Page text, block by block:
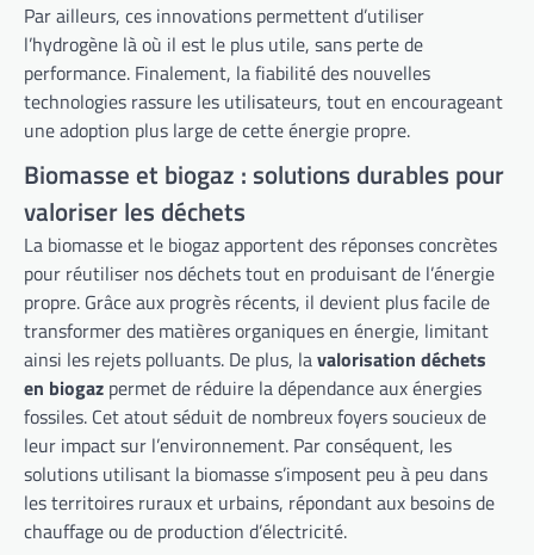
Par ailleurs, ces innovations permettent d’utiliser
l’hydrogène là où il est le plus utile, sans perte de
performance. Finalement, la fiabilité des nouvelles
technologies rassure les utilisateurs, tout en encourageant
une adoption plus large de cette énergie propre.
Biomasse et biogaz : solutions durables pour
valoriser les déchets
La biomasse et le biogaz apportent des réponses concrètes
pour réutiliser nos déchets tout en produisant de l’énergie
propre. Grâce aux progrès récents, il devient plus facile de
transformer des matières organiques en énergie, limitant
ainsi les rejets polluants. De plus, lavalorisation déchets
en biogaz permet de réduire la dépendance aux énergies
fossiles. Cet atout séduit de nombreux foyers soucieux de
leur impact sur l’environnement. Par conséquent, les
solutions utilisant la biomasse s’imposent peu à peu dans
les territoires ruraux et urbains, répondant aux besoins de
chauffage ou de production d’électricité.